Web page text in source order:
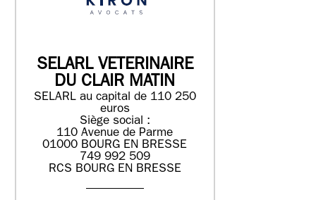
SELARL VETERINAIRE
DU CLAIR MATIN
SELARL au capital de 110 250
euros
Siège social :
110 Avenue de Parme
01000 BOURG EN BRESSE
749 992 509
RCS BOURG EN BRESSE